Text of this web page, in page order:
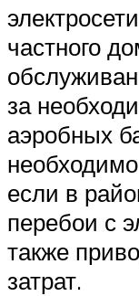
частного
за
аэробных
если в
перебои с
также
затрат.